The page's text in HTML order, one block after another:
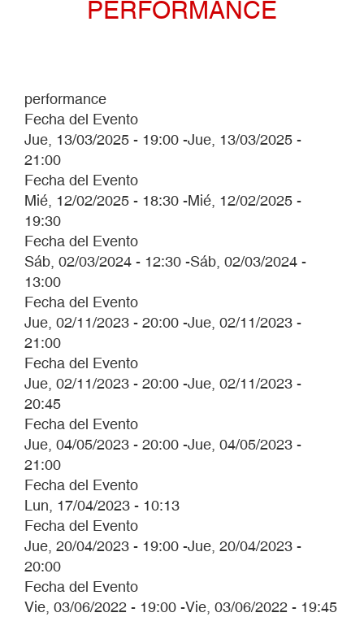
PERFORMANCE
performance
Fecha del Evento
Jue, 13/03/2025 - 19:00 -Jue, 13/03/2025 -
21:00
Fecha del Evento
Mié, 12/02/2025 - 18:30 -Mié, 12/02/2025 -
19:30
Fecha del Evento
Sáb, 02/03/2024 - 12:30 -Sáb, 02/03/2024 -
13:00
Fecha del Evento
Jue, 02/11/2023 - 20:00 -Jue, 02/11/2023 -
21:00
Fecha del Evento
Jue, 02/11/2023 - 20:00 -Jue, 02/11/2023 -
20:45
Fecha del Evento
Jue, 04/05/2023 - 20:00 -Jue, 04/05/2023 -
21:00
Fecha del Evento
Lun, 17/04/2023 - 10:13
Fecha del Evento
Jue, 20/04/2023 - 19:00 -Jue, 20/04/2023 -
20:00
Fecha del Evento
Vie, 03/06/2022 - 19:00 -Vie, 03/06/2022 - 19:45